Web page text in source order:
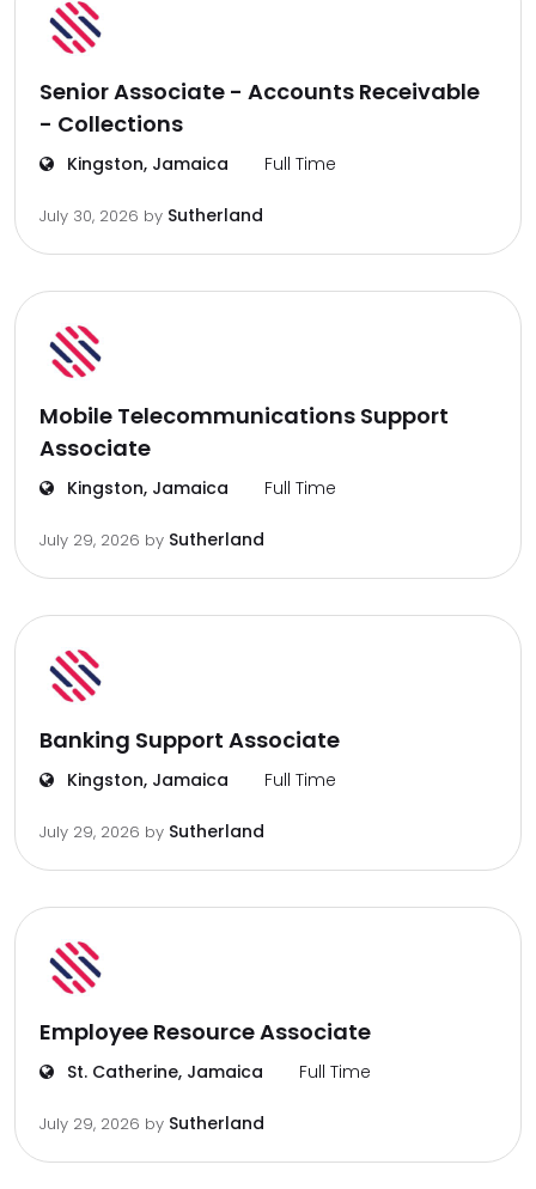
Senior Associate - Accounts Receivable
- Collections
Kingston, Jamaica Full Time
July 30, 2026 by Sutherland
Mobile Telecommunications Support
Associate
Kingston, Jamaica Full Time
July 29, 2026 by Sutherland
Banking Support Associate
Kingston, Jamaica Full Time
July 29, 2026 by Sutherland
Employee Resource Associate
St. Catherine, Jamaica Full Time
July 29, 2026 by Sutherland